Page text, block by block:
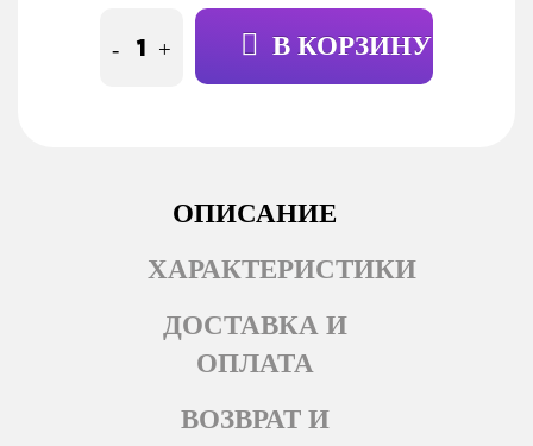
- + В КОРЗИНУ
ОПИСАНИЕ
ХАРАКТЕРИСТИКИ
ДОСТАВКА И
ОПЛАТА
ВОЗВРАТ И